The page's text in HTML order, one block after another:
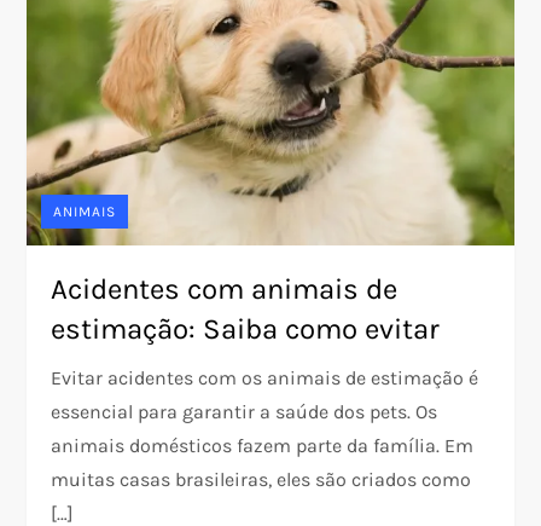
ANIMAIS
Acidentes com animais de
estimação: Saiba como evitar
Evitar acidentes com os animais de estimação é
essencial para garantir a saúde dos pets. Os
animais domésticos fazem parte da família. Em
muitas casas brasileiras, eles são criados como
[…]